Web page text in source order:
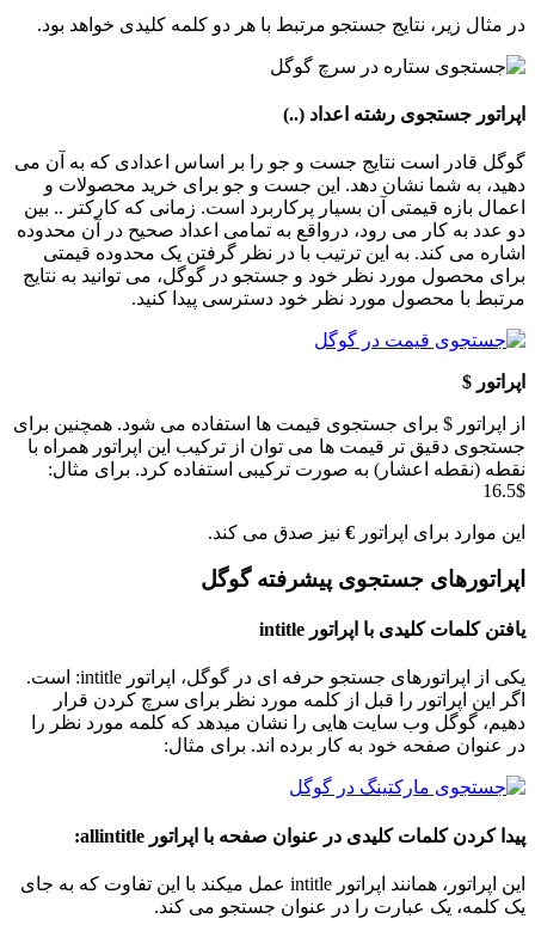
در مثال زیر، نتایج جستجو مرتبط با هر دو کلمه کلیدی خواهد بود.
اپراتور جستجوی رشته اعداد (..)
گوگل قادر است نتایج جست و جو را بر اساس اعدادی که به آن می
دهید، به شما نشان دهد. این جست و جو برای خرید محصولات و
اعمال بازه قیمتی آن بسیار پرکاربرد است. زمانی که کارکتر .. بین
دو عدد به کار می رود، درواقع به تمامی اعداد صحیح در آن محدوده
اشاره می کند. به این ترتیب با در نظر گرفتن یک محدوده قیمتی
برای محصول مورد نظر خود و جستجو در گوگل، می توانید به نتایج
مرتبط با محصول مورد نظر خود دسترسی پیدا کنید.
اپراتور $
از اپراتور $ برای جستجوی قیمت ها استفاده می شود. همچنین برای
جستجوی دقیق تر قیمت ها می توان از ترکیب این اپراتور همراه با
نقطه (نقطه اعشار) به صورت ترکیبی استفاده کرد. برای مثال:
$16.5
این موارد برای اپراتور € نیز صدق می کند.
اپراتورهای جستجوی پیشرفته گوگل
یافتن کلمات کلیدی با اپراتور intitle
یکی از اپراتورهای جستجو حرفه ای در گوگل، اپراتور intitle: است.
اگر این اپراتور را قبل از کلمه مورد نظر برای سرچ کردن قرار
دهیم، گوگل وب سایت هایی را نشان میدهد که کلمه مورد نظر را
در عنوان صفحه خود به کار برده اند. برای مثال:
پیدا کردن کلمات کلیدی در عنوان صفحه با اپراتور allintitle:
این اپراتور، همانند اپراتور intitle عمل میکند با این تفاوت که به جای
یک کلمه، یک عبارت را در عنوان جستجو می کند.